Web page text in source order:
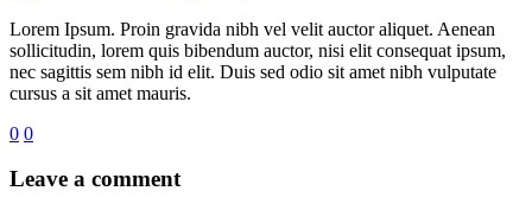
Lorem Ipsum. Proin gravida nibh vel velit auctor aliquet. Aenean
sollicitudin, lorem quis bibendum auctor, nisi elit consequat ipsum,
nec sagittis sem nibh id elit. Duis sed odio sit amet nibh vulputate
cursus a sit amet mauris.
0 0
Leave a comment